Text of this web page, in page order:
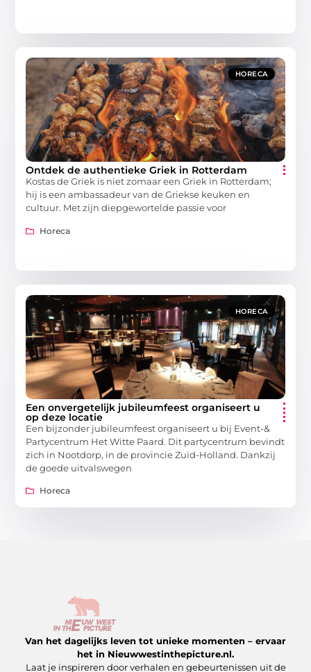
HORECA
Ontdek de authentieke Griek in Rotterdam
Kostas de Griek is niet zomaar een Griek in Rotterdam;
hij is een ambassadeur van de Griekse keuken en
cultuur. Met zijn diepgewortelde passie voor
Horeca
HORECA
Een onvergetelijk jubileumfeest organiseert u
op deze locatie
Een bijzonder jubileumfeest organiseert u bij Event-&
Partycentrum Het Witte Paard. Dit partycentrum bevindt
zich in Nootdorp, in de provincie Zuid-Holland. Dankzij
de goede uitvalswegen
Horeca
Van het dagelijks leven tot unieke momenten – ervaar
het in Nieuwwestinthepicture.nl.
Laat je inspireren door verhalen en gebeurtenissen uit de